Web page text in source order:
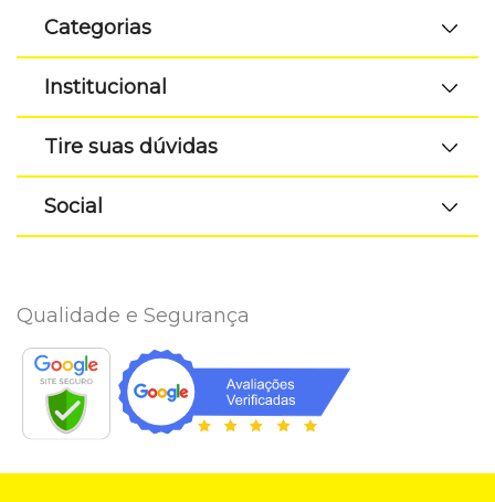
Categorias
Institucional
Tire suas dúvidas
Social
Qualidade e Segurança